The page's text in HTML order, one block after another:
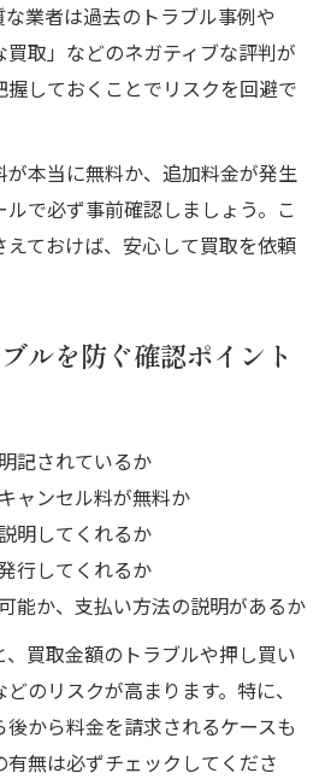
避けるための実践知識
険を見抜くチェックリストを活
買取の違法性と断り方を解説
怪しい業者に注意するコツ
で自宅片付けが楽になる理由
を効率良く整理するコツ
ョップ 出張買取の実用性検証
の手間と効果を徹底比較
安心して利用する方法紹介
ョップの買取で安心を手に入
確認すべきポイントを解説
買取で気を付けたい注意事項
取サービスの賢い選び方ガイ
業者は過去のトラブル事例や
買取」などのネガティブな評判が
握しておくことでリスクを回避で
が本当に無料か、追加料金が発生
で必ず事前確認しましょう。こ
ておけば、安心して買取を依頼
ルを防ぐ確認ポイント
記されているか
ャンセル料が無料か
明してくれるか
行してくれるか
能か、支払い方法の説明があるか
、買取金額のトラブルや押し買い
のリスクが高まります。特に、
後から料金を請求されるケースも
無は必ずチェックしてくださ